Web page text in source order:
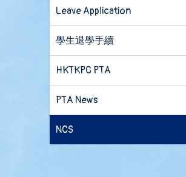
Leave Application
學生退學手續
HKTKPC PTA
PTA News
NCS